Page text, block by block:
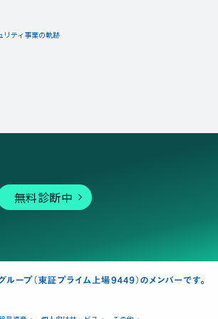
リティ事業の軌跡
無料診断中